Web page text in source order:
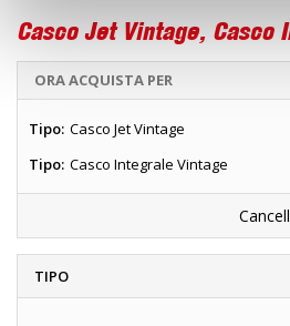
Casco Jet Vintage, Casco
ORA ACQUISTA PER
Tipo Casco Jet Vintage
Tipo Casco Integrale Vintage
TIPO